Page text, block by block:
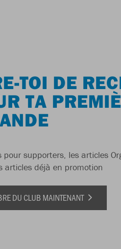
TOI DE
TA
pour supporters, les articles
articles déjà en promotion
DU CLUB MAINTENANT